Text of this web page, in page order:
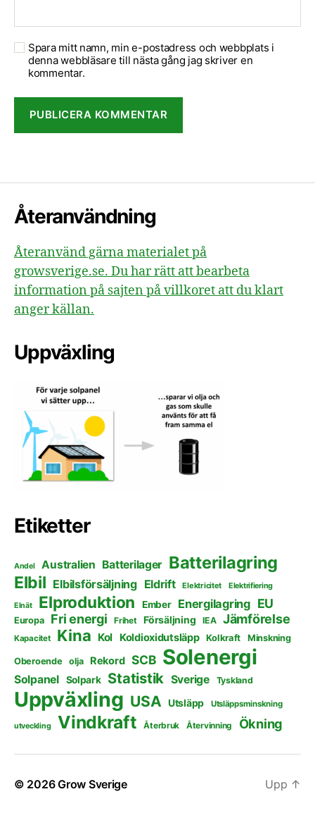
Spara mitt namn, min e-postadress och webbplats i
denna webbläsare till nästa gång jag skriver en
kommentar.
Återanvändning
Återanvänd gärna materialet på
growsverige.se. Du har rätt att bearbeta
information på sajten på villkoret att du klart
anger källan.
Uppväxling
Etiketter
Andel Australien Batterilager Batterilagring
Elbil Elbilsförsäljning Eldrift Elektricitet Elektrifiering
Elnät Elproduktion Ember Energilagring EU
Europa Fri energi Frihet Försäljning IEA Jämförelse
Kapacitet Kina Kol Koldioxidutsläpp Kolkraft Minskning
Oberoende olja Rekord SCB Solenergi
Solpanel Solpark Statistik Sverige Tyskland
Uppväxling USA Utsläpp Utsläppsminskning
utveckling Vindkraft Återbruk Återvinning Ökning
© 2026Grow Sverige Upp ↑